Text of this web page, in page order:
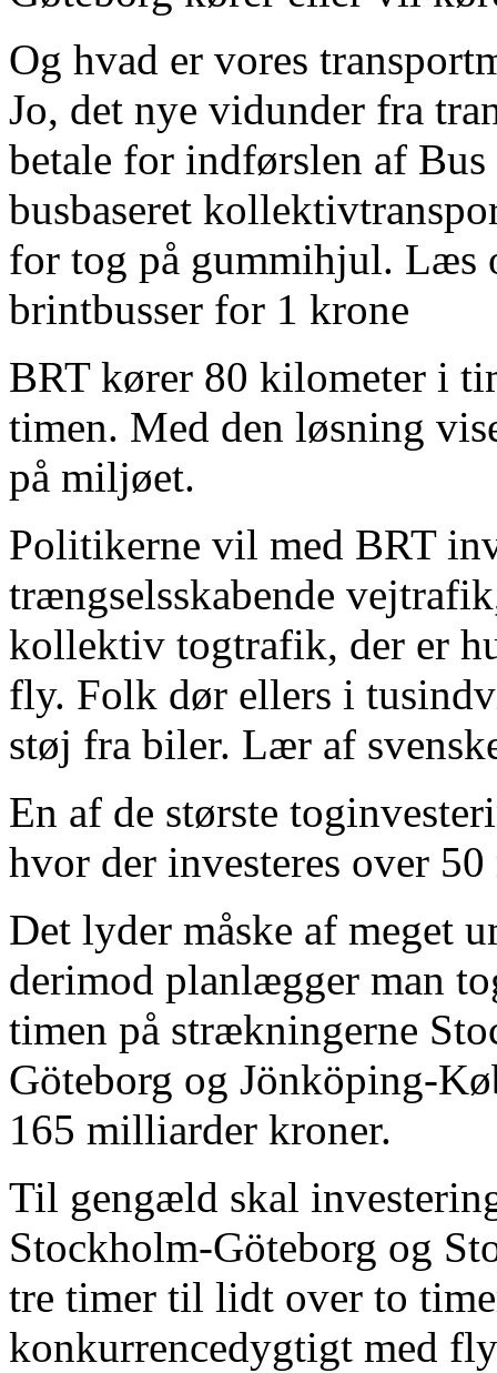
Og hvad er vores
Jo, det nye vidunder fra
betale for indførslen af
busbaseret
for tog på gummihjul. Læs
brintbusser for 1 krone
BRT kører 80 kilometer i
timen. Med den løsning
på miljøet.
Politikerne vil med BRT
trængselsskabende
kollektiv togtrafik, der er
fly. Folk dør ellers i
støj fra biler. Lær af
En af de største
hvor der investeres over
Det lyder måske af meget
derimod planlægger man
timen på strækningerne
Göteborg og Jönköping-
165 milliarder kroner.
Til gengæld skal
Stockholm-Göteborg og
tre timer til lidt over to
konkurrencedygtigt med